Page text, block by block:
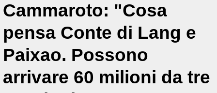
Cammaroto: "Cosa
pensa Conte di Lang e
Paixao. Possono
arrivare 60 milioni da tre